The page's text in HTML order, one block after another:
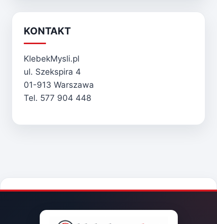
KONTAKT
KlebekMysli.pl
ul. Szekspira 4
01-913 Warszawa
Tel. 577 904 448